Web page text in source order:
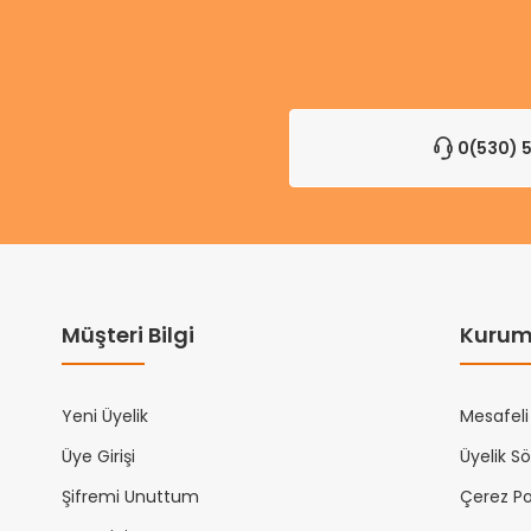
0(530)
Müşteri Bilgi
Yeni Üyelik
Üye Girişi
Şifremi Unuttum
Mesafeli
Üyelik
Çerez